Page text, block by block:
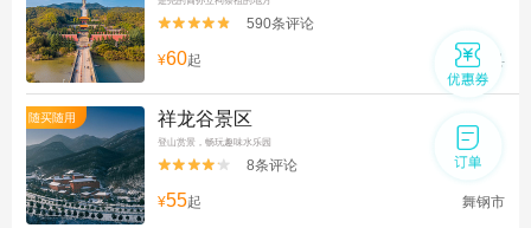

 590条评论
¥60起 鲁山县
随买随用 祥龙谷景区
登山赏景，畅玩趣味水乐园

 8条评论
¥55起 舞钢市